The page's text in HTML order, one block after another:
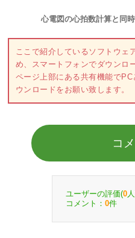
心電図の心拍数計算と同
ここで紹介しているソフトウェ
め、スマートフォンでダウンロ
ページ上部にある共有機能で
ウンロードをお願い致します。
コ
ユーザーの評価(0
コメント： 0件